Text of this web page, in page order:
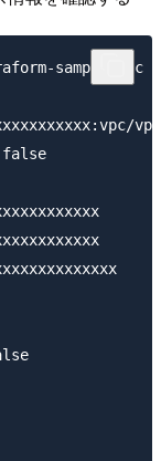
sample-vpc
false